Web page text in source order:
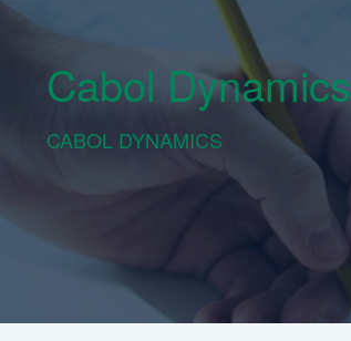
Cabol Dynamics
CABOL DYNAMICS